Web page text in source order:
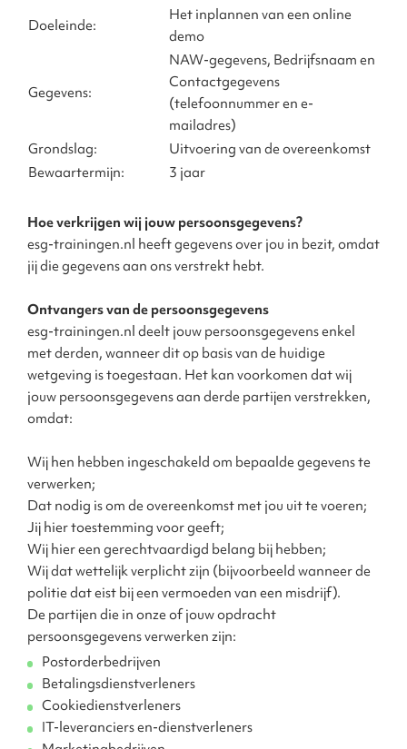
Doeleinde:
Het inplannen van een online
demo
Gegevens:
NAW-gegevens, Bedrijfsnaam en
Contactgegevens
(telefoonnummer en e-
mailadres)
Grondslag:
Uitvoering van de overeenkomst
Bewaartermijn:
3 jaar
Hoe verkrijgen wij jouw persoonsgegevens?
esg-trainingen.nl heeft gegevens over jou in bezit, omdat
jij die gegevens aan ons verstrekt hebt.
Ontvangers van de persoonsgegevens
esg-trainingen.nl deelt jouw persoonsgegevens enkel
met derden, wanneer dit op basis van de huidige
wetgeving is toegestaan. Het kan voorkomen dat wij
jouw persoonsgegevens aan derde partijen verstrekken,
omdat:
Wij hen hebben ingeschakeld om bepaalde gegevens te
verwerken;
Dat nodig is om de overeenkomst met jou uit te voeren;
Jij hier toestemming voor geeft;
Wij hier een gerechtvaardigd belang bij hebben;
Wij dat wettelijk verplicht zijn (bijvoorbeeld wanneer de
politie dat eist bij een vermoeden van een misdrijf).
De partijen die in onze of jouw opdracht
persoonsgegevens verwerken zijn:
Postorderbedrijven
Betalingsdienstverleners
Cookiedienstverleners
IT-leveranciers en-dienstverleners